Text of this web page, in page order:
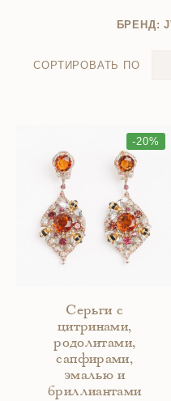
БРЕНД:
СОРТИРОВАТЬ ПО
-20%
Серьги с
цитринами,
родолитами,
сапфирами,
эмалью и
бриллиантами